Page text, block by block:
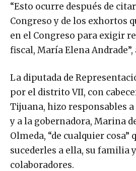
“Esto ocurre después de
Congreso y de los exhortos
en el Congreso para exigir
fiscal, María Elena
La diputada de
por el distrito VII, con
Tijuana, hizo responsables
y a la gobernadora, Marina
Olmeda, “de cualquier cosa”
sucederles a ella, su familia
colaboradores.